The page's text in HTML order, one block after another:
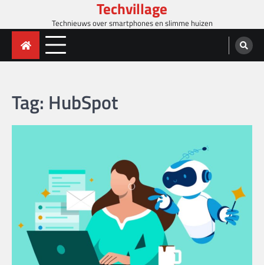
content
Techvillage
Technieuws over smartphones en slimme huizen
Tag: HubSpot